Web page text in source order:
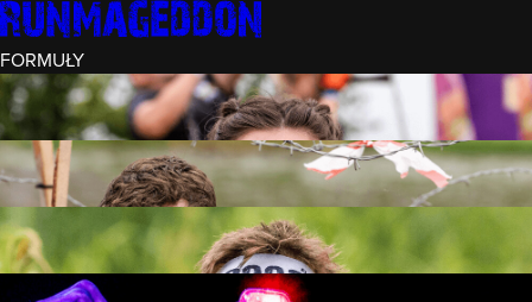
FORMUŁY
INTRO (¼)
15 PRZESZKÓD
3 KM+
REKRUT (½)
30 PRZESZKÓD
6 KM+
RUNMAGEDDON
50 PRZESZKÓD
12 KM+
NOCNY REKRUT (½)